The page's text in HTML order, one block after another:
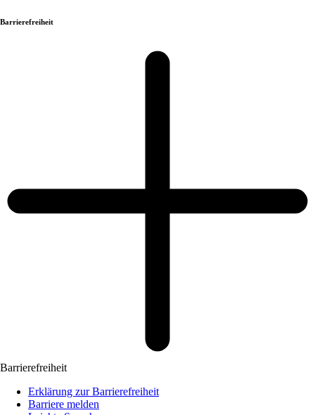
Barrierefreiheit
Barrierefreiheit
Erklärung zur Barrierefreiheit
Barriere melden